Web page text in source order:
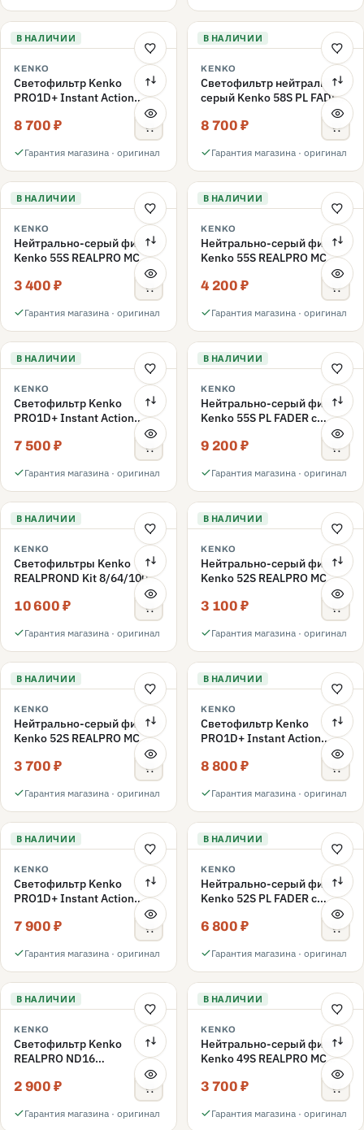
В НАЛИЧИИ
KENKO
Светофильтр Kenko
PRO1D+ Instant Action
Variable NDX3-450+C-PL
переменной плотности
8 700 ₽
Гарантия магазина · оригинал
В НАЛИЧИИ
KENKO
Светофильтр нейтрально-
серый Kenko 58S PL FADER
с переменной плотностью
ND3-ND400 58mm
8 700 ₽
Гарантия магазина · оригинал
В НАЛИЧИИ
KENKO
Нейтрально-серый фильтр
Kenko 55S REALPRO MC
3 400 ₽
Гарантия магазина · оригинал
В НАЛИЧИИ
KENKO
Нейтрально-серый фильтр
Kenko 55S REALPRO MC
4 200 ₽
Гарантия магазина · оригинал
В НАЛИЧИИ
KENKO
Светофильтр Kenko
PRO1D+ Instant Action
Variable NDX3-450+C-PLS
переменной плотности
7 500 ₽
Гарантия магазина · оригинал
В НАЛИЧИИ
KENKO
Нейтрально-серый фильтр
Kenko 55S PL FADER с
переменной плотностью
ND3-ND400 55mm
9 200 ₽
Гарантия магазина · оригинал
В НАЛИЧИИ
KENKO
Светофильтры Kenko
REALPROND Kit 8/64/1000
10 600 ₽
Гарантия магазина · оригинал
В НАЛИЧИИ
KENKO
Нейтрально-серый фильтр
Kenko 52S REALPRO MC
3 100 ₽
Гарантия магазина · оригинал
В НАЛИЧИИ
KENKO
Нейтрально-серый фильтр
Kenko 52S REALPRO MC
3 700 ₽
Гарантия магазина · оригинал
В НАЛИЧИИ
KENKO
Светофильтр Kenko
PRO1D+ Instant Action
Variable NDX3-450+C-PLS
переменной плотности
8 800 ₽
Гарантия магазина · оригинал
В НАЛИЧИИ
KENKO
Светофильтр Kenko
PRO1D+ Instant Action
Variable NDX3-450+C-PL
переменной плотности
7 900 ₽
Гарантия магазина · оригинал
В НАЛИЧИИ
KENKO
Нейтрально-серый фильтр
Kenko 52S PL FADER с
переменной плотностью
ND3-ND400 52mm
6 800 ₽
Гарантия магазина · оригинал
В НАЛИЧИИ
KENKO
Светофильтр Kenko
REALPRO ND16
нейтрально-серый 49mm
2 900 ₽
Гарантия магазина · оригинал
В НАЛИЧИИ
KENKO
Нейтрально-серый фильтр
Kenko 49S REALPRO MC
3 700 ₽
Гарантия магазина · оригинал